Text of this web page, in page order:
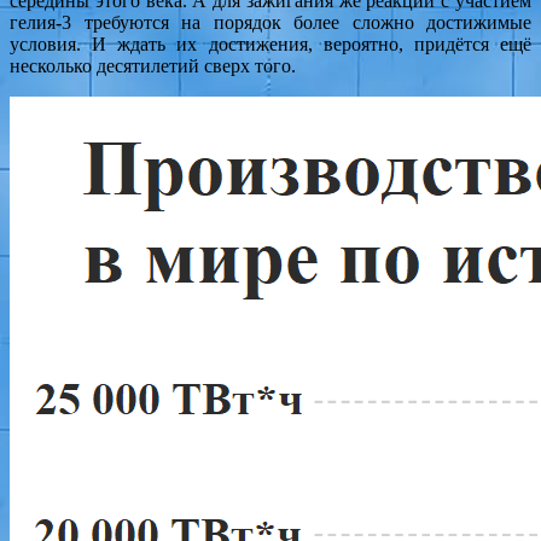
гелия-3 требуются на порядок более сложно достижимые
условия. И ждать их достижения, вероятно, придётся ещё
несколько десятилетий сверх того.